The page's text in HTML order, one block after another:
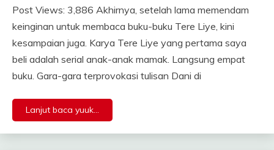
Post Views: 3,886 Akhirnya, setelah lama memendam
keinginan untuk membaca buku-buku Tere Liye, kini
kesampaian juga. Karya Tere Liye yang pertama saya
beli adalah serial anak-anak mamak. Langsung empat
buku. Gara-gara terprovokasi tulisan Dani di
Lanjut baca yuuk...